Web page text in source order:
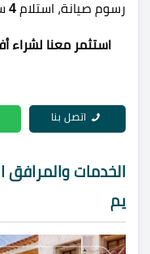
رسوم صيانة، استلام 4
استثمر معنا لشراء
اتصل بنا
الخدمات والمرافق
يم